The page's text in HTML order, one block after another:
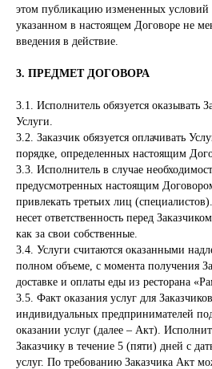
этом публикацию измененных условий
указанном в настоящем Договоре не
введения в действие.
3. ПРЕДМЕТ ДОГОВОРА
3.1. Исполнитель обязуется оказывать
Услуги.
3.2. Заказчик обязуется оплачивать
порядке, определенных настоящим
3.3. Исполнитель в случае
предусмотренных настоящим
привлекать третьих лиц
несет ответственность перед
как за свои собственные.
3.4. Услуги считаются оказанными
полном объеме, с момента получения
доставке и оплаты еды из ресторана
3.5. Факт оказания услуг для
индивидуальных предпринимателей
оказании услуг (далее – Акт).
Заказчику в течение 5 (пяти) дней с
услуг. По требованию Заказчика Акт